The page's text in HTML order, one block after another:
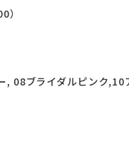
）
ブライダルピンク,10